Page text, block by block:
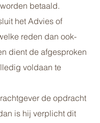
betaald.
het Advies of
reden dan ook-
dient de afgesproken
voldaan te
de opdracht
is hij verplicht dit